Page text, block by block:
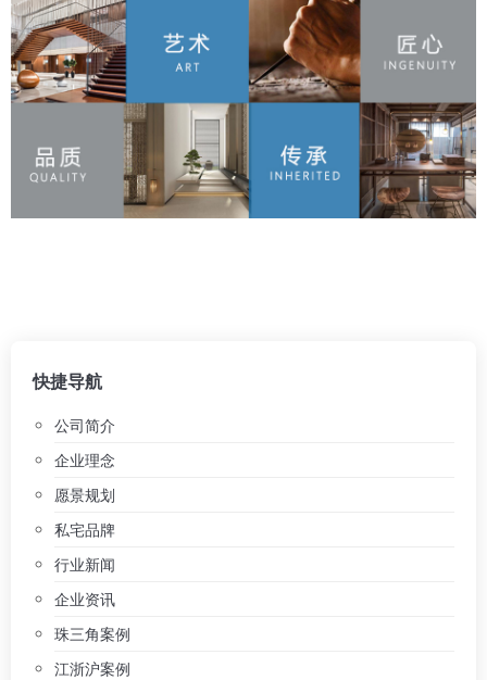
快捷导航
公司简介
企业理念
愿景规划
私宅品牌
行业新闻
企业资讯
珠三角案例
江浙沪案例